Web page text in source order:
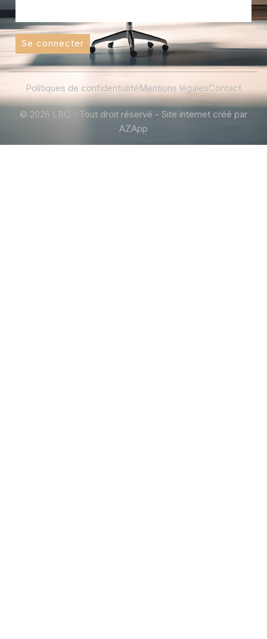
Se connecter
Politiques de confidentialitéMentions légalesContact
© 2026 LBC - Tout droit réservé - Site internet créé par
AZApp